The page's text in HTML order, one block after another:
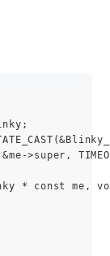
>super,
* const me,